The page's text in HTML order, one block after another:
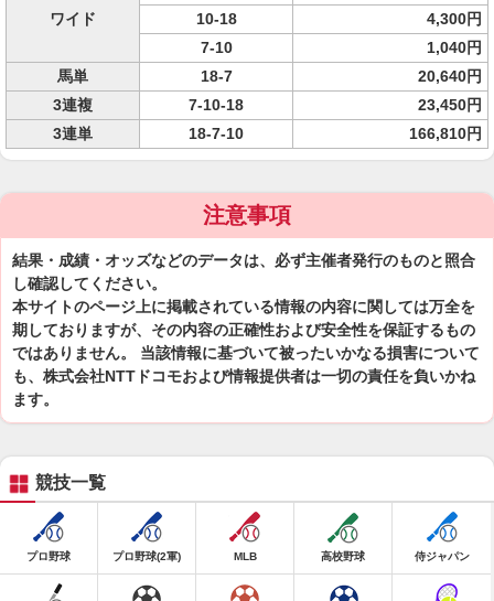
ワイド
10-18
4,300円
7-10
1,040円
馬単
18-7
20,640円
3連複
7-10-18
23,450円
3連単
18-7-10 166,810円
注意事項
結果・成績・オッズなどのデータは、必ず主催者発行のものと照合
し確認してください。
本サイトのページ上に掲載されている情報の内容に関しては万全を
期しておりますが、その内容の正確性および安全性を保証するもの
ではありません。 当該情報に基づいて被ったいかなる損害について
も、株式会社NTTドコモおよび情報提供者は一切の責任を負いかね
ます。
競技一覧
プロ野球 プロ野球(2軍) MLB 高校野球 侍ジャパン